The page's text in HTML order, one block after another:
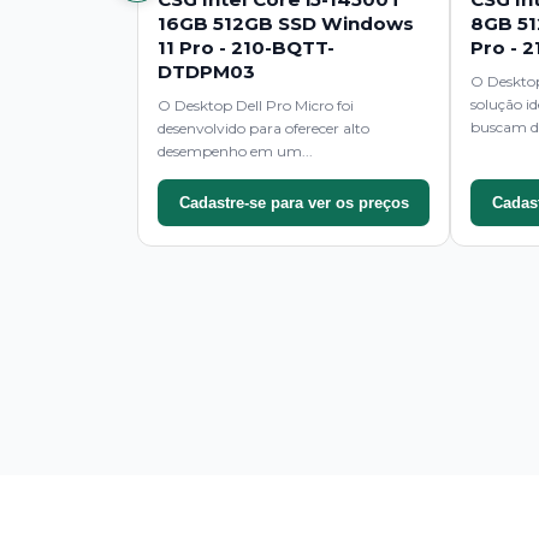
16GB 512GB SSD Windows
11 Pro - 210-BQTT-
DTDPM03
O Desktop Dell Pro Micro foi
desenvolvido para oferecer alto
desempenho em um...
Cadastre-se para ver os preços
8GB
Pro -
O
solução
buscam